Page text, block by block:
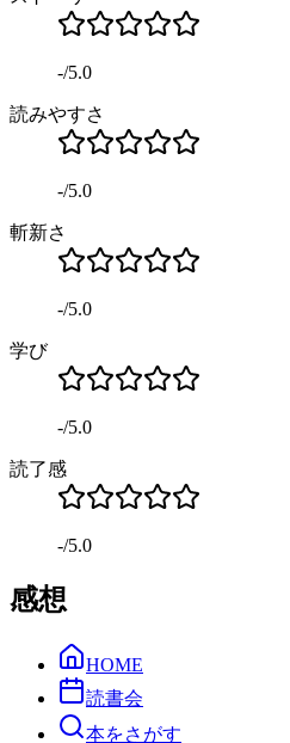
-/5.0
読みやすさ
-/5.0
斬新さ
-/5.0
学び
-/5.0
読了感
-/5.0
感想
HOME
読書会
本をさがす